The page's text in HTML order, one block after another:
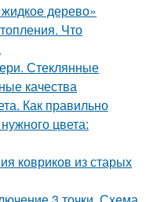
дерево»
Что
Стеклянные
качества
Как правильно
цвета:
ковриков из старых